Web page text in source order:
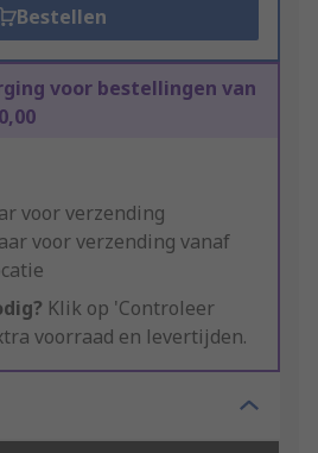
Bestellen
voor bestellingen van
voor verzending
voor verzending vanaf
Klik op 'Controleer
voorraad en levertijden.